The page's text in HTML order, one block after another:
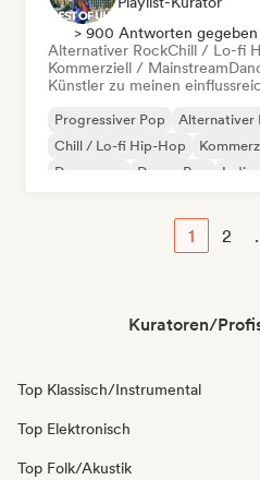
> 900 Antworten gegeben
Alternativer RockChill / Lo-fi
Kommerziell / Mainstream
Künstler zu meinen
Progressiver Pop
Alternativer
Chill / Lo-fi Hip-Hop
Dance pop
Dream Pop Indie-
1 2
Kuratoren/
Top Klassisch/Instrumental
Top Elektronisch
Top Folk/Akustik